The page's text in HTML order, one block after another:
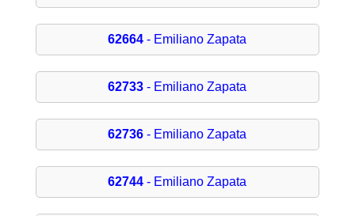
62664 - Emiliano Zapata
62733 - Emiliano Zapata
62736 - Emiliano Zapata
62744 - Emiliano Zapata